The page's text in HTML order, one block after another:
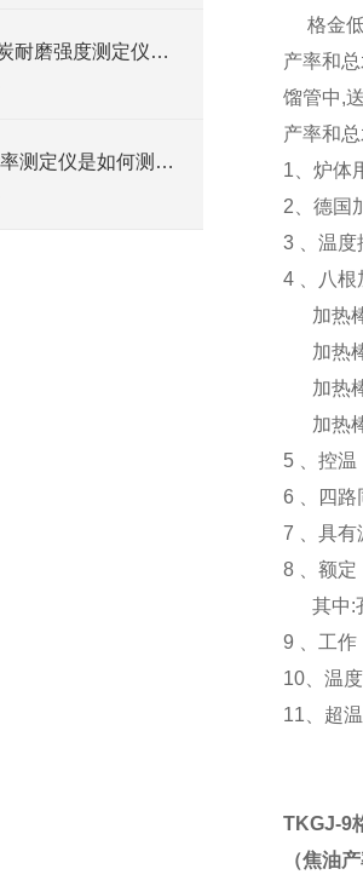
格金低
产率和
馏管中,
产率和
1、炉体
2、德国
3 、温度
4 、八根
加热棒
加热棒
加热棒
加热棒
5 、控
6 、四路
7 、具有
8 、额定
其中:
9 、工
10、温
11、超
TKGJ-9
（焦油
TKNM-6活性炭耐磨强度测定仪的技术参数
四氯化碳吸附率测定仪是如何测定煤中四氯化碳的吸附率?